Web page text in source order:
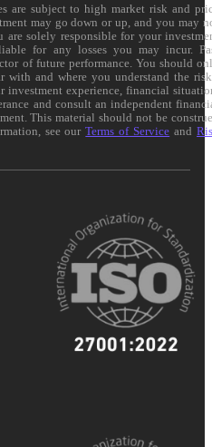
are subject to high market risk and
may go down or up, and you may
are solely responsible for your
for any losses you may incur.
of future performance. You should
and where you understand the
investment experience, financial
and consult an independent
This material should not be
see ourTerms of Service and